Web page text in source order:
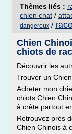
Thèmes liés :
chien chat /
dangereux /
Chien
chiots de
Découvrir les
Trouver un
Acheter mon
chiots Chien
à crète partout
Retrouvez près
Chien Chinois à